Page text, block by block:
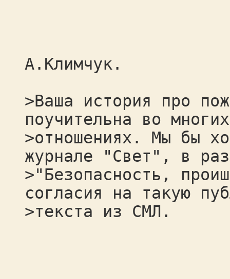
А.Климчук.
>Ваша история про
поучительна во многих
>отношениях. Мы бы
журнале "Свет", в
>"Безопасность,
согласия на такую
>текста из СМЛ.